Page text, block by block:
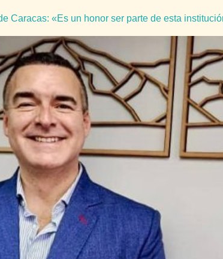
Caracas: «Es un honor ser parte de esta